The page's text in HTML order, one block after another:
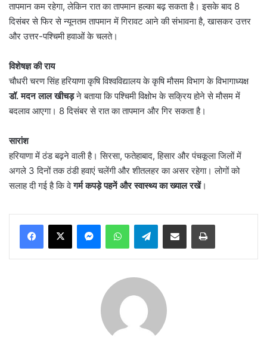
तापमान कम रहेगा, लेकिन रात का तापमान हल्का बढ़ सकता है। इसके बाद 8
दिसंबर से फिर से न्यूनतम तापमान में गिरावट आने की संभावना है, खासकर उत्तर
और उत्तर-पश्चिमी हवाओं के चलते।
विशेषज्ञ की राय
चौधरी चरण सिंह हरियाणा कृषि विश्वविद्यालय के कृषि मौसम विभाग के विभागाध्यक्ष
डॉ. मदन लाल खीचड़ने बताया कि पश्चिमी विक्षोभ के सक्रिय होने से मौसम में
बदलाव आएगा। 8 दिसंबर से रात का तापमान और गिर सकता है।
सारांश
हरियाणा में ठंड बढ़ने वाली है। सिरसा, फतेहाबाद, हिसार और पंचकूला जिलों में
अगले 3 दिनों तक ठंडी हवाएं चलेंगी और शीतलहर का असर रहेगा। लोगों को
सलाह दी गई है कि वेगर्म कपड़े पहनें और स्वास्थ्य का ख्याल रखें।
MessengerWhatsAppTelegramShare via Email Print